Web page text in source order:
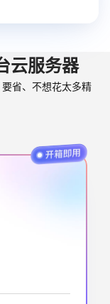
云服务器
省、不想花太多精